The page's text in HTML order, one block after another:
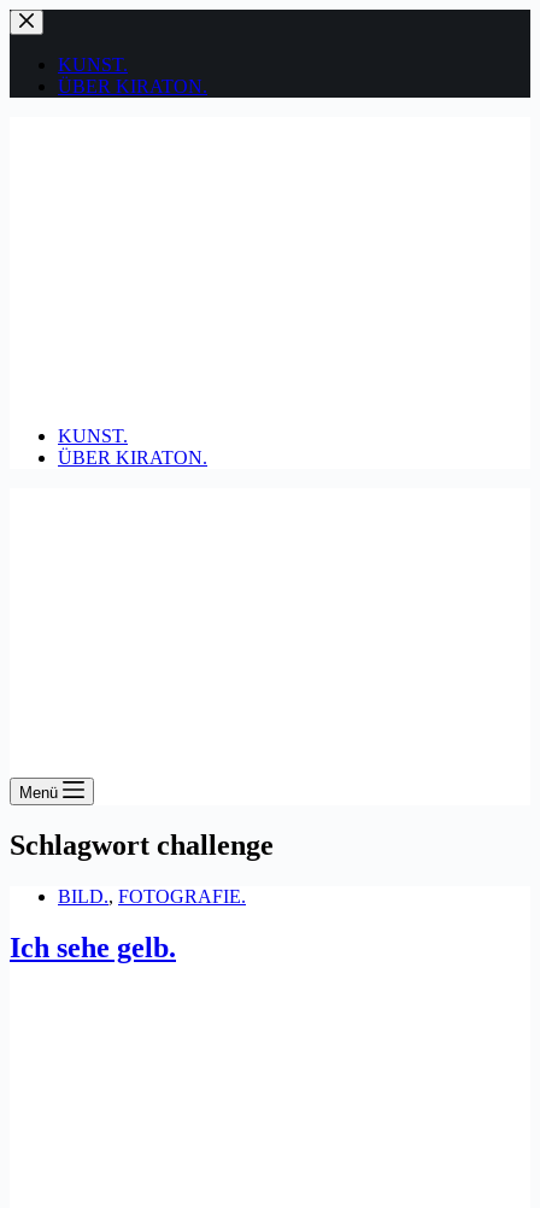
Zum
Inhalt
springenKUNST.
ÜBER KIRATON.
KUNST.
ÜBER KIRATON.
Menü
Schlagwort challenge
BILD., FOTOGRAFIE.
Ich sehe gelb.